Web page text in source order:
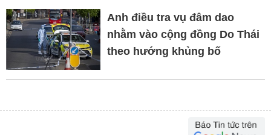
Anh điều tra vụ đâm dao
nhằm vào cộng đồng Do Thái
theo hướng khủng bố